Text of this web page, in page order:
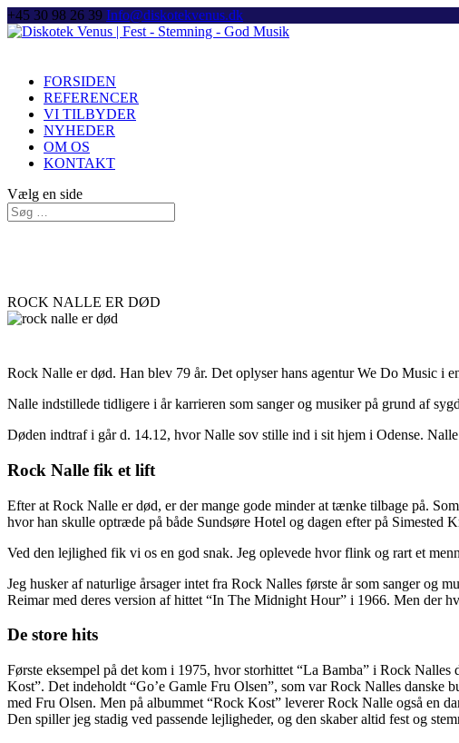
+45 30 98 26 39 Info@diskotekvenus.dk
FORSIDEN
REFERENCER
VI TILBYDER
NYHEDER
OM OS
KONTAKT
Vælg en side
ROCK NALLE ER DØD
Rock Nalle er død. Han blev 79 år. Det oplyser hans agentur We Do Music i
Nalle indstillede tidligere i år karrieren som sanger og musiker på grund af
Døden indtraf i går d. 14.12, hvor Nalle sov stille ind i sit hjem i Odense.
Rock Nalle fik et lift
Efter at Rock Nalle er død, er der mange gode minder at tænke tilbage på.
hvor han skulle optræde på både Sundsøre Hotel og dagen efter på Simested
Ved den lejlighed fik vi os en god snak. Jeg oplevede hvor flink og rart et
Jeg husker af naturlige årsager intet fra Rock Nalles første år som sanger og
Reimar med deres version af hittet “In The Midnight Hour” i 1966. Men der
De store hits
Første eksempel på det kom i 1975, hvor storhittet “La Bamba” i Rock
Kost”. Det indeholdt “Go’e Gamle Fru Olsen”, som var Rock Nalles
med Fru Olsen. Men på albummet “Rock Kost” leverer Rock Nalle også en
Den spiller jeg stadig ved passende lejligheder, og den skaber altid fest og